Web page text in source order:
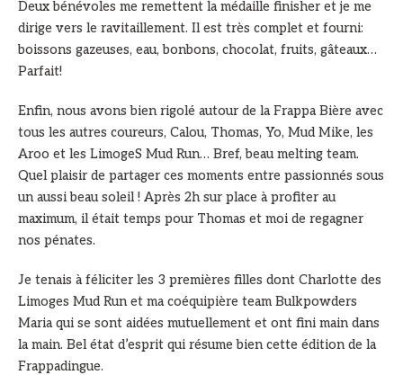
Deux bénévoles me remettent la médaille finisher et je me
dirige vers le ravitaillement. Il est très complet et fourni:
boissons gazeuses, eau, bonbons, chocolat, fruits, gâteaux…
Parfait!
Enfin, nous avons bien rigolé autour de la Frappa Bière avec
tous les autres coureurs, Calou, Thomas, Yo, Mud Mike, les
Aroo et les LimogeS Mud Run… Bref, beau melting team.
Quel plaisir de partager ces moments entre passionnés sous
un aussi beau soleil ! Après 2h sur place à profiter au
maximum, il était temps pour Thomas et moi de regagner
nos pénates.
Je tenais à féliciter les 3 premières filles dont Charlotte des
Limoges Mud Run et ma coéquipière team Bulkpowders
Maria qui se sont aidées mutuellement et ont fini main dans
la main. Bel état d’esprit qui résume bien cette édition de la
Frappadingue.